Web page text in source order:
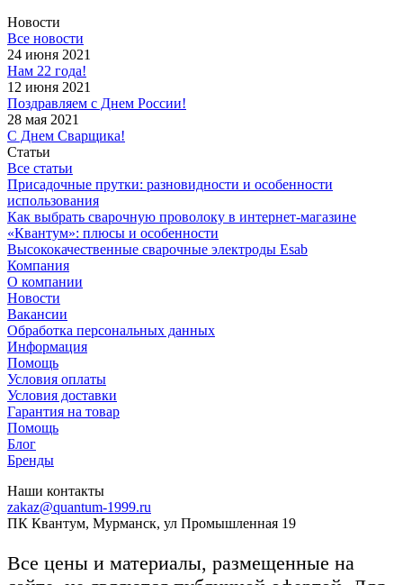
Новости
Все новости
24 июня 2021
Нам 22 года!
12 июня 2021
Поздравляем с Днем России!
28 мая 2021
С Днем Сварщика!
Статьи
Все статьи
Присадочные прутки: разновидности и особенности
использования
Как выбрать сварочную проволоку в интернет-магазине
«Квантум»: плюсы и особенности
Высококачественные сварочные электроды Esab
Компания
О компании
Новости
Вакансии
Обработка персональных данных
Информация
Помощь
Условия оплаты
Условия доставки
Гарантия на товар
Помощь
Блог
Бренды
Наши контакты
zakaz@quantum-1999.ru
ПК Квантум, Мурманск, ул Промышленная 19
Все цены и материалы, размещенные на